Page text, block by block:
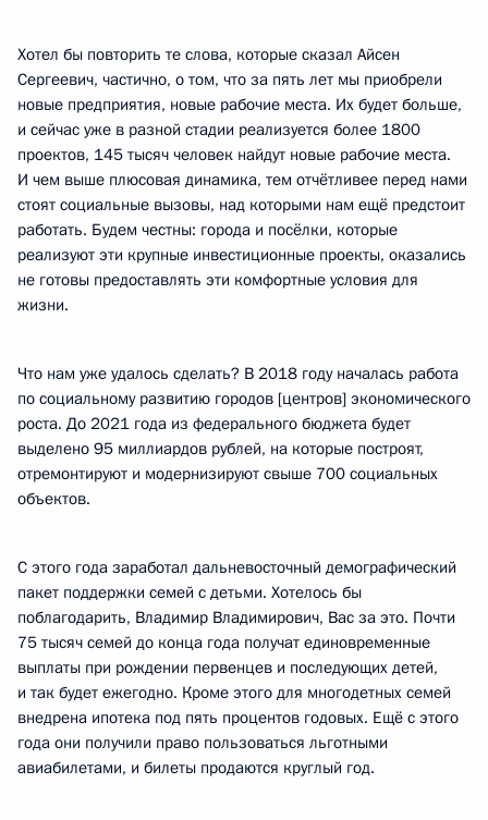
Хотел бы повторить те слова, которые сказал Айсен
Сергеевич, частично, о том, что за пять лет мы приобрели
новые предприятия, новые рабочие места. Их будет больше,
и сейчас уже в разной стадии реализуется более 1800
проектов, 145 тысяч человек найдут новые рабочие места.
И чем выше плюсовая динамика, тем отчётливее перед нами
стоят социальные вызовы, над которыми нам ещё предстоит
работать. Будем честны: города и посёлки, которые
реализуют эти крупные инвестиционные проекты, оказались
не готовы предоставлять эти комфортные условия для
жизни.
Что нам уже удалось сделать? В 2018 году началась работа
по социальному развитию городов [центров] экономического
роста. До 2021 года из федерального бюджета будет
выделено 95 миллиардов рублей, на которые построят,
отремонтируют и модернизируют свыше 700 социальных
объектов.
С этого года заработал дальневосточный демографический
пакет поддержки семей с детьми. Хотелось бы
поблагодарить, Владимир Владимирович, Вас за это. Почти
75 тысяч семей до конца года получат единовременные
выплаты при рождении первенцев и последующих детей,
и так будет ежегодно. Кроме этого для многодетных семей
внедрена ипотека под пять процентов годовых. Ещё с этого
года они получили право пользоваться льготными
авиабилетами, и билеты продаются круглый год.